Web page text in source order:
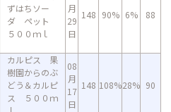
ずはちソー
ダ ペット
５００ｍｌ
月
29
日
148 90% 6% 88
カルピス 果
樹園からのぶ
どう＆カルピ
ス ５００ｍ
08
月
17
日
148 108%28% 90